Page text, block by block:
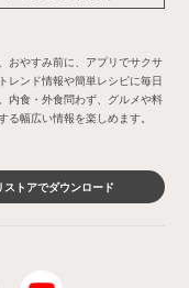
おやすみ前に、アプリでサクサ
レンド情報や簡単レシピに毎日
内食・外食問わず、グルメや料
る幅広い情報を楽しめます。
ストアでダウンロード